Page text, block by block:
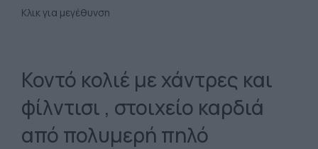
Κλικ για μεγέθυνση
Κοντό κολιέ με χάντρες και
φίλντισι , στοιχείο καρδιά
από πολυμερή πηλό